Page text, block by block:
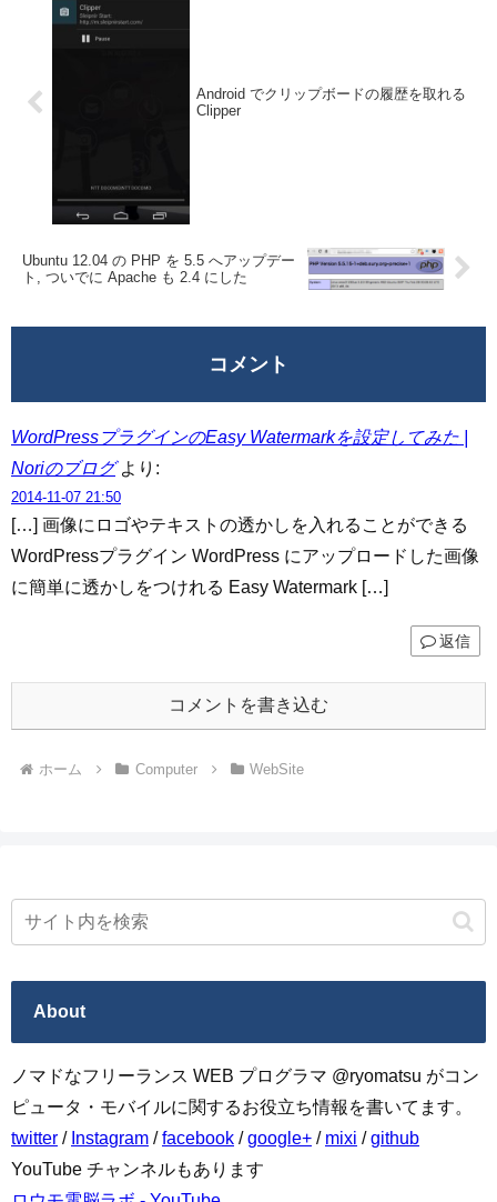
Android でクリップボードの履歴を取れる
Clipper
Ubuntu 12.04 の PHP を 5.5 へアップデー
ト, ついでに Apache も 2.4 にした
コメント
WordPressプラグインのEasy Watermarkを設定してみた |
Noriのブログ より:
2014-11-07 21:50
[…] 画像にロゴやテキストの透かしを入れることができる
WordPressプラグイン WordPress にアップロードした画像
に簡単に透かしをつけれる Easy Watermark […]
返信
コメントを書き込む
ホーム Computer WebSite
About
ノマドなフリーランス WEB プログラマ @ryomatsu がコン
ピュータ・モバイルに関するお役立ち情報を書いてます。
twitter / Instagram /facebook /google+ / mixi /github
YouTube チャンネルもあります